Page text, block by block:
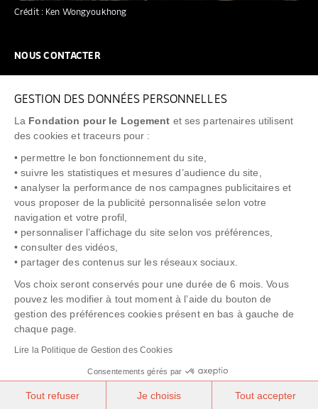
GESTION DES DONNÉES PERSONNELLES
La Fondation pour le Logement et ses partenaires utilisent
des cookies et traceurs pour :
• permettre le bon fonctionnement du site,
• suivre les statistiques et mesures d’audience du site,
• analyser la performance de nos campagnes publicitaires et
vous proposer de la publicité personnalisée selon votre
navigation et votre profil,
• personnaliser l’affichage du site selon vos préférences,
• consulter des vidéos,
• partager des contenus sur les réseaux sociaux.
Vos choix seront conservés pour une durée de 6 mois. Vous
pouvez les modifier à tout moment à l’aide du bouton de
gestion des préférences cookies présent en bas à gauche de
chaque page.
Lire la Politique de Gestion des Cookies
Consentements gérés par
Tout refuser Je choisis Tout accepter
Crédit : Ken Wongyoukhong
NOUS CONTACTER
FAQ
NEWSLETTER
"Allô Prévention Expulsion" 0805 299 049
POLITIQUE COOKIES CRÉDITS